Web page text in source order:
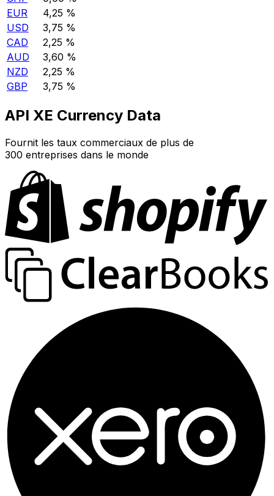
EUR
4,25 %
USD
3,75 %
CAD
2,25 %
AUD
3,60 %
NZD
2,25 %
GBP
3,75 %
API XE Currency Data
Fournit les taux commerciaux de plus de
300 entreprises dans le monde